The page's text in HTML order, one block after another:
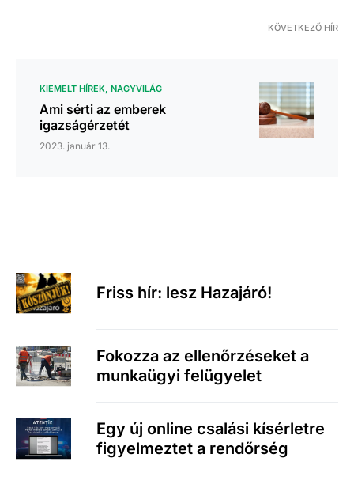
KÖVETKEZŐ HÍR
KIEMELT HÍREK NAGYVILÁG
Ami sérti az emberek
igazságérzetét
2023. január 13.
Friss hír: lesz Hazajáró!
Fokozza az ellenőrzéseket a
munkaügyi felügyelet
Egy új online csalási kísérletre
figyelmeztet a rendőrség